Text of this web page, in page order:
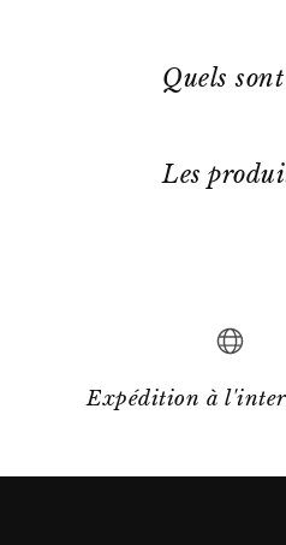
Quels
Les
Expédition à